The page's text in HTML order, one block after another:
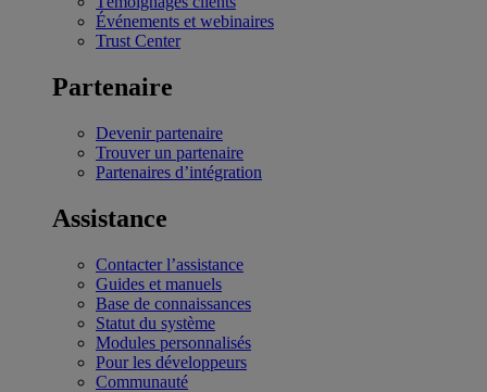
Événements et webinaires
Trust Center
Partenaire
Devenir partenaire
Trouver un partenaire
Partenaires d’intégration
Assistance
Contacter l’assistance
Guides et manuels
Base de connaissances
Statut du système
Modules personnalisés
Pour les développeurs
Communauté